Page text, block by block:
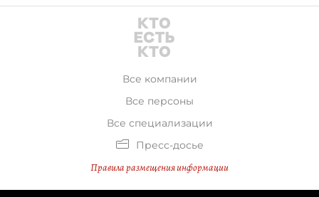
Все компании
Все персоны
Все специализации
Пресс-досье
Правила размещения информации